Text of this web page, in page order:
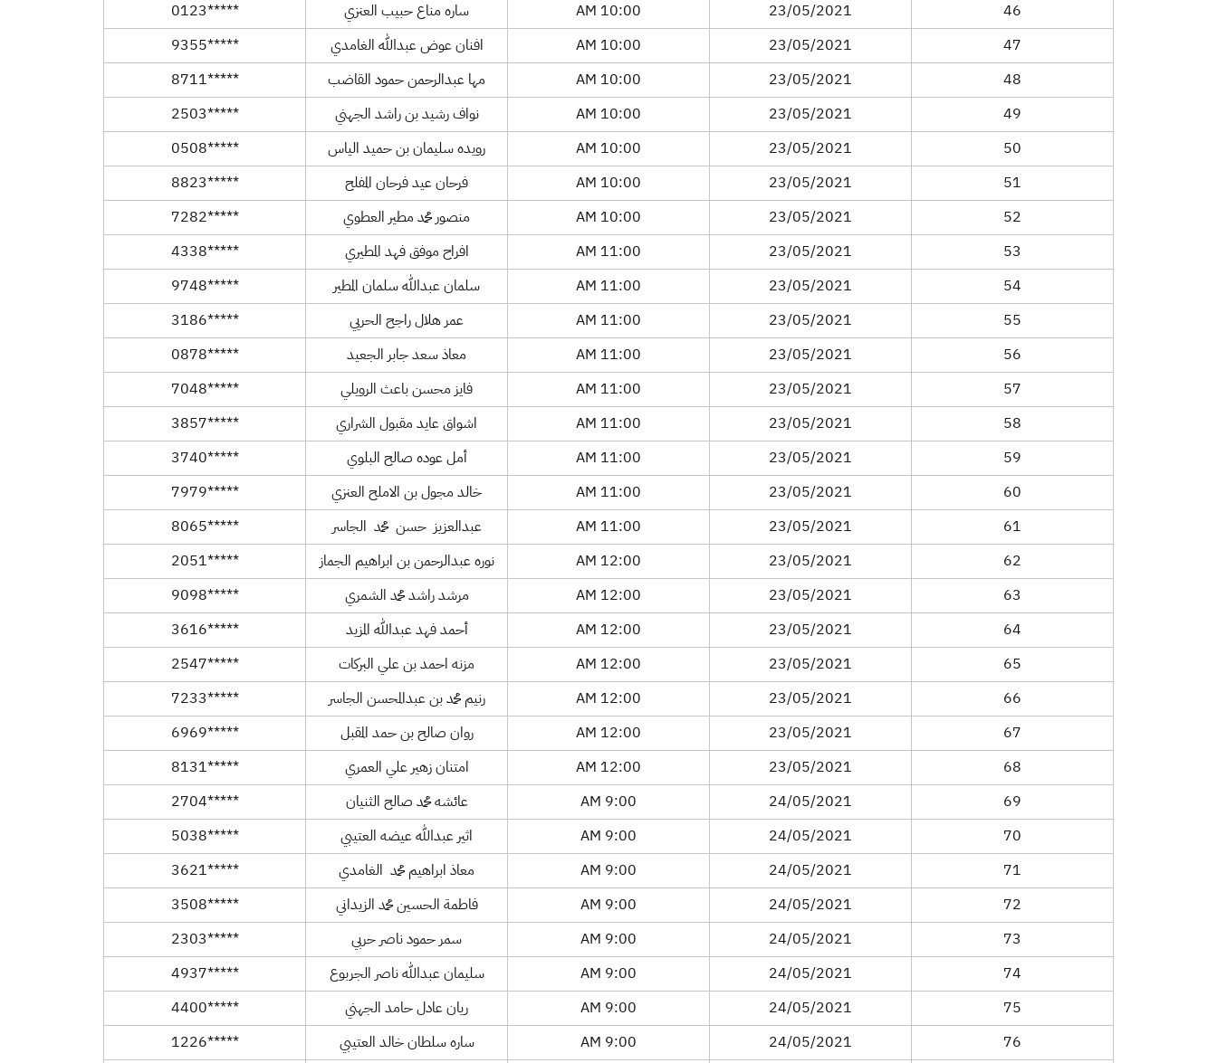
46
23/05/2021
10:00 AM ساره مناع حبيب العنزي
*****0123
47
23/05/2021
10:00 AM افنان عوض عبدالله الغامدي
*****9355
48
23/05/2021
10:00 AM مها عبدالرحمن حمود القاضب
*****8711
49
23/05/2021
10:00 AM نواف رشيد بن راشد الجهني
*****2503
50
23/05/2021
10:00 AM رويده سليمان بن حميد الياس
*****0508
51
23/05/2021
10:00 AM فرحان عيد فرحان المفلح
*****8823
52
23/05/2021
10:00 AM منصور محمد مطير العطوي
*****7282
53
23/05/2021
11:00 AM افراح موفق فهد المطيري
*****4338
54
23/05/2021
11:00 AM سلمان عبدالله سلمان المطير
*****9748
55
23/05/2021
11:00 AM عمر هلال راجح الحريي
*****3186
56
23/05/2021
11:00 AM معاذ سعد جابر الجعيد
*****0878
57
23/05/2021
11:00 AM فايز محسن باعث الرويلي
*****7048
58
23/05/2021
11:00 AM اشواق عايد مقبول الشراري
*****3857
59
23/05/2021
11:00 AM أمل عوده صالح البلوي
*****3740
60
23/05/2021
11:00 AM خالد مجول بن الاملح العنزي
*****7979
61
23/05/2021
11:00 AM عبدالعزيز حسن محمد الجاسر
*****8065
62
23/05/2021
12:00 AM نوره عبدالرحمن بن ابراهيم الجماز
*****2051
63
23/05/2021
12:00 AM مرشد راشد محمد الشمري
*****9098
64
23/05/2021
12:00 AM أحمد فهد عبدالله المزيد
*****3616
65
23/05/2021
12:00 AM مزنه احمد بن علي البركات
*****2547
66
23/05/2021
12:00 AM رنيم محمد بن عبدالمحسن الجاسر
*****7233
67
23/05/2021
12:00 AM روان صالح بن حمد المقبل
*****6969
68
23/05/2021
12:00 AM امتنان زهير علي العمري
*****8131
69
24/05/2021
9:00 AM عائشه محمد صالح الثنيان
*****2704
70
24/05/2021
9:00 AM اثير عبدالله عيضه العتيبي
*****5038
71
24/05/2021
9:00 AM معاذ ابراهيم محمد الغامدي
*****3621
72
24/05/2021
9:00 AM فاطمة الحسين محمد الزيداني
*****3508
73
24/05/2021
9:00 AM سمر حمود ناصر حربي
*****2303
74
24/05/2021
9:00 AM سليمان عبدالله ناصر الجربوع
*****4937
75
24/05/2021
9:00 AM ريان عادل حامد الجهني
*****4400
76
24/05/2021
9:00 AM ساره سلطان خالد العتيبي *****1226